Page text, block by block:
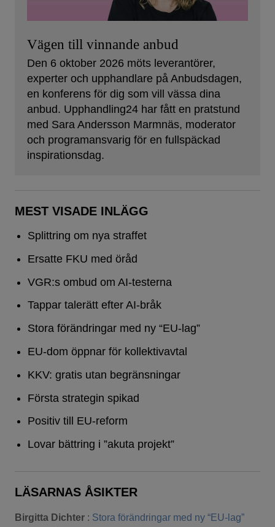
Vägen till vinnande anbud
Den 6 oktober 2026 möts leverantörer,
experter och upphandlare på Anbudsdagen,
en konferens för dig som vill vässa dina
anbud. Upphandling24 har fått en pratstund
med Sara Andersson Marmnäs, moderator
och programansvarig för en fullspäckad
inspirationsdag.
MEST VISADE INLÄGG
Splittring om nya straffet
Ersatte FKU med öråd
VGR:s ombud om AI-testerna
Tappar talerätt efter AI-bråk
Stora förändringar med ny “EU-lag”
EU-dom öppnar för kollektivavtal
KKV: gratis utan begränsningar
Första strategin spikad
Positiv till EU-reform
Lovar bättring i ”akuta projekt”
LÄSARNAS ÅSIKTER
Birgitta Dichter : Stora förändringar med ny “EU-lag”